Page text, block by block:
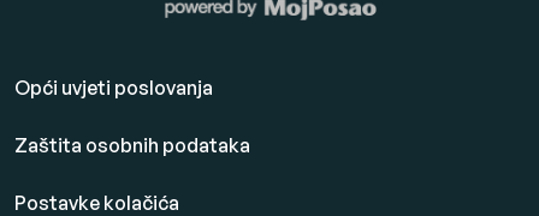
Opći uvjeti poslovanja
Zaštita osobnih podataka
Postavke kolačića